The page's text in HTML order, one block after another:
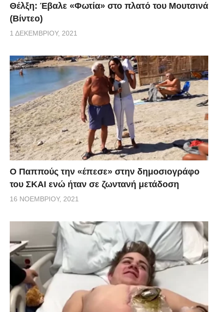
Θέλξη: Έβαλε «Φωτία» στο πλατό του Μουτσινά
(Βίντεο)
1 ΔΕΚΕΜΒΡΊΟΥ, 2021
Ο Παππούς την «έπεσε» στην δημοσιογράφο
του ΣΚΑΙ ενώ ήταν σε ζωντανή μετάδοση
16 ΝΟΕΜΒΡΊΟΥ, 2021